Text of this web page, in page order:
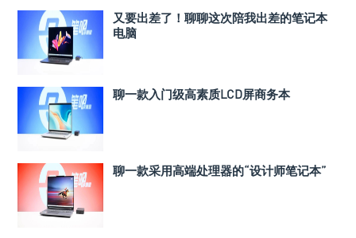
又要出差了！聊聊这次陪我出差的笔记本
电脑
聊一款入门级高素质LCD屏商务本
聊一款采用高端处理器的“设计师笔记本”